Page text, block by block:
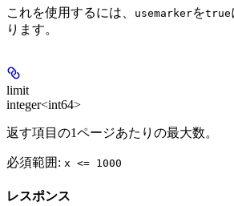
これを使用するには、 usemarkerをtrue
ります。
limit
integer<int64>
返す項目の1ページあたりの最大数。
必須範囲 : x <= 1000
レスポンス